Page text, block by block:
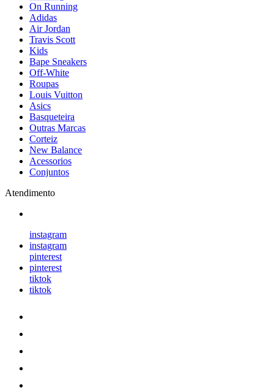
On Running
Adidas
Air Jordan
Travis Scott
Kids
Bape Sneakers
Off-White
Roupas
Louis Vuitton
Asics
Basqueteira
Outras Marcas
Corteiz
New Balance
Acessorios
Conjuntos
Atendimento
instagram
instagram
pinterest
pinterest
tiktok
tiktok